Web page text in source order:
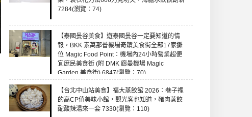
7284(瀏覽：74)
【泰國曼谷美食】遊泰國曼谷一定要知道的情
報，BKK 素萬那普機場奇蹟美食街全部17家攤
位 Magic Food Point：機場內24小時營業超便
宜庶民美食街 (附 DMK 廊曼機場 Magic
Garden 美食街) 6847(瀏覽：70)
【台北中山站美食】福大蒸餃館 2026：巷子裡
的高CP值美味小館，觀光客也知道，豬肉蒸餃
配酸辣湯來一套 7330(瀏覽：110)